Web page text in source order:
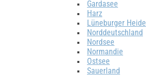
Gardasee
Harz
Lüneburger Heide
Norddeutschland
Nordsee
Normandie
Ostsee
Sauerland